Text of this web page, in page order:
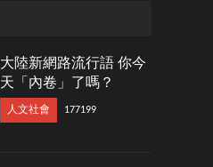
大陸新網路流行語 你今
天「內卷」了嗎？
人文社會 177199